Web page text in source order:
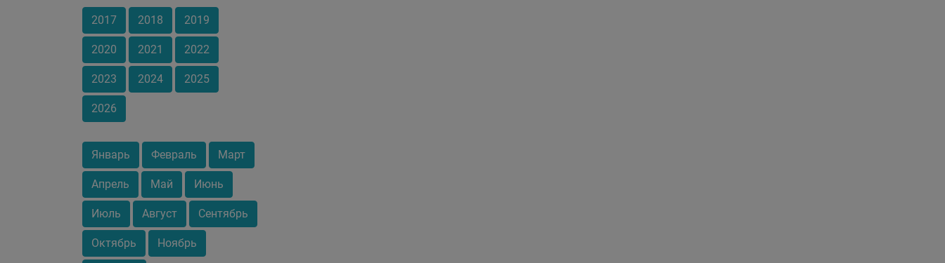
2017 2018 2019
2020 2021 2022
2023 2024 2025
2026
Январь Февраль Март
Апрель Май Июнь
Июль Август Сентябрь
Октябрь Ноябрь